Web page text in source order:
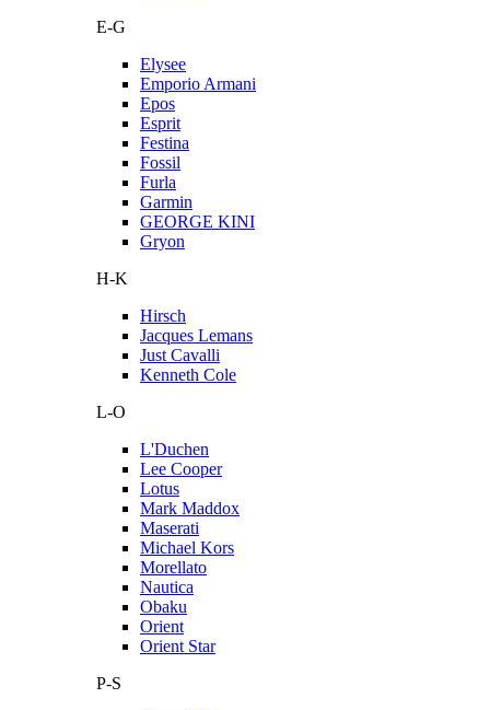
E-G
Elysee
Emporio Armani
Epos
Esprit
Festina
Fossil
Furla
Garmin
GEORGE KINI
Gryon
H-K
Hirsch
Jacques Lemans
Just Cavalli
Kenneth Cole
L-O
L'Duchen
Lee Cooper
Lotus
Mark Maddox
Maserati
Michael Kors
Morellato
Nautica
Obaku
Orient
Orient Star
P-S